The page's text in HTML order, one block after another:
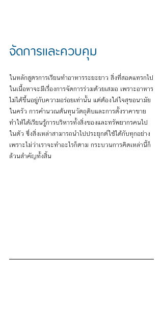
จัดการและควบคุม
ในหลักสูตรการเรียนทำอาหารระยะยาว สิ่งที่สอดแทรกไป
ในเนื้อหาจะมีเรื่องการจัดการร่วมด้วยเสมอ เพราะอาหาร
ไม่ได้ขึ้นอยู่กับความอร่อยเท่านั้น แต่ต้องใส่ใจสุขอนามัย
ในครัว การคำนวณต้นทุนวัตถุดิบและการตั้งราคาขาย
ทำให้ได้เรียนรู้การบริหารทั้งสิ่งของและทรัพยากรคนไป
ในตัว ซึ่งสิ่งเหล่าสามารถนำไปประยุกต์ใช้ได้กับทุกอย่าง
เพราะไม่ว่าเราจะทำอะไรก็ตาม กระบวนการคิดเหล่านี้ก็
ล้วนสำคัญทั้งสิ้น